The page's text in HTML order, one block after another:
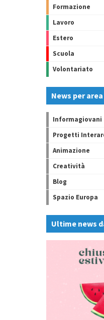
Formazione
Lavoro
Estero
Scuola
Volontariato
News per area
Informagiovani
Progetti
Animazione
Creatività
Blog
Spazio Europa
Ultime news